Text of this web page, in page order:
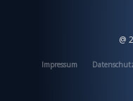
@
Impressum